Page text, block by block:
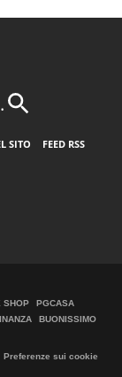
SITO
FEED RSS
SHOP
PGCASA
BUONISSIMO
Preferenze sui cookie